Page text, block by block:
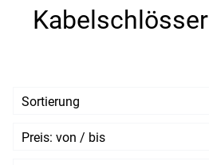
Kabelschlösser
Sortierung
Preis: von / bis